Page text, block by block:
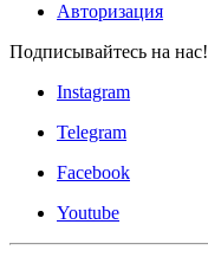
Авторизация
Подписывайтесь на нас!
Instagram
Telegram
Facebook
Youtube